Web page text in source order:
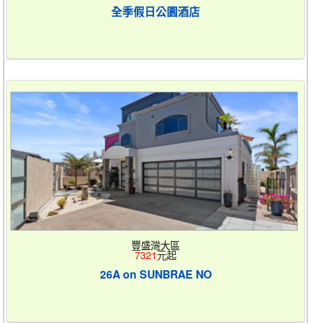
全季假日公園酒店
豐盛灣大區
7321元起
26A on SUNBRAE NO